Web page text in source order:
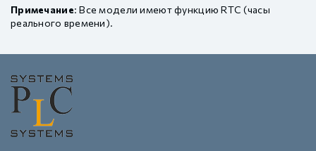
Примечание: Все модели имеют функцию RTC (часы
реального времени).